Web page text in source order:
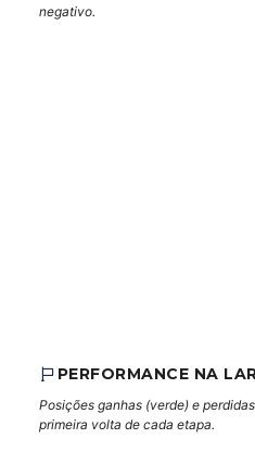
negativo.
PERFORMANCE NA
Posições ganhas (verde) e
primeira volta de cada etapa.